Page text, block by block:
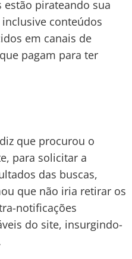
estão pirateando sua
conteúdos
em canais de
pagam para ter
que procurou o
para solicitar a
das buscas,
que não iria retirar os
notificações
do site, insurgindo-